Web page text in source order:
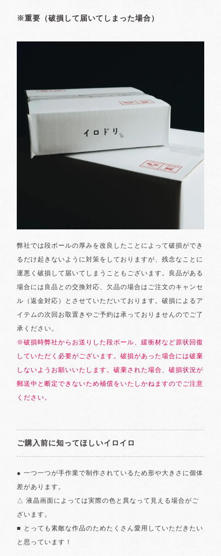
※重要（破損して届いてしまった場合）
弊社では段ボールの厚みを改良したことによって破損ができ
るだけ起きないように対策をしておりますが、残念なことに
運悪く破損して届いてしまうこともございます。良品がある
場合には良品との交換対応、欠品の場合はご注文のキャンセ
ル（返金対応）とさせていただいております。破損によるア
イテムの次回お取置きやご予約は承っておりませんのでご了
承ください。
※破損時弊社からお送りした段ボール、緩衝材など原状回復
していただく必要がございます。破損があった場合には破棄
しないようお願いいたします。破棄された場合、破損状況が
郵送中と断定できないため補償をいたしかねますのでご注意
ください。
ご購入前に知ってほしいイロイロ
● 一つ一つが手作業で制作されているため形や大きさに個体
差があります。
△ 液晶画面によっては実際の色と異なって見える場合がご
ざいます。
■ とっても素敵な作品のためたくさん愛用していただきたい
と思っています！